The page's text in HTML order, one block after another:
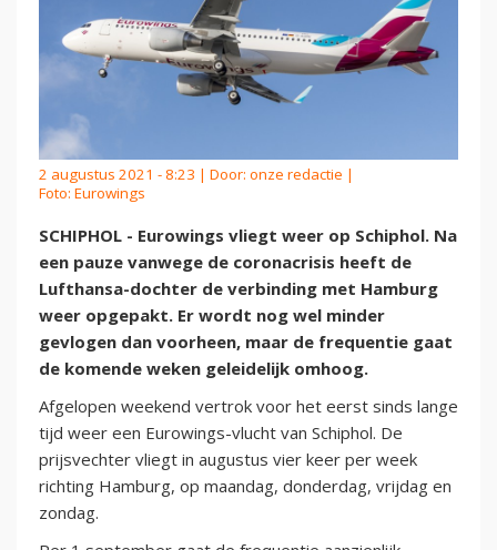
2 augustus 2021 - 8:23 | Door: onze redactie |
Foto: Eurowings
SCHIPHOL - Eurowings vliegt weer op Schiphol. Na
een pauze vanwege de coronacrisis heeft de
Lufthansa-dochter de verbinding met Hamburg
weer opgepakt. Er wordt nog wel minder
gevlogen dan voorheen, maar de frequentie gaat
de komende weken geleidelijk omhoog.
Afgelopen weekend vertrok voor het eerst sinds lange
tijd weer een Eurowings-vlucht van Schiphol. De
prijsvechter vliegt in augustus vier keer per week
richting Hamburg, op maandag, donderdag, vrijdag en
zondag.